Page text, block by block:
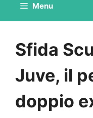
Menu
Sfida
Juve, il
doppio